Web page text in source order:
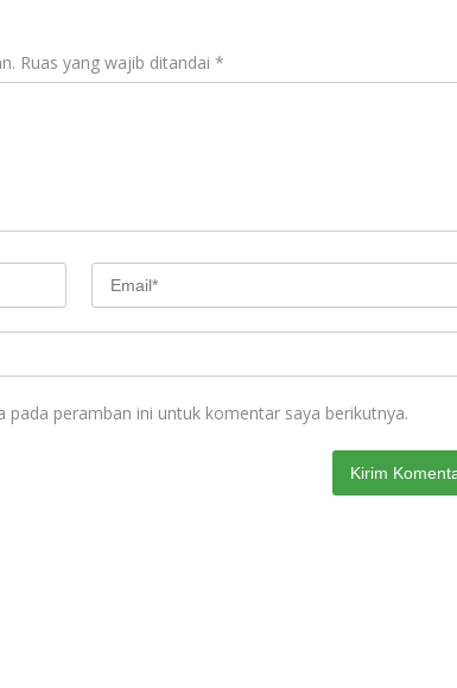
Ruas yang wajib ditandai *
pada peramban ini untuk komentar saya berikutnya.